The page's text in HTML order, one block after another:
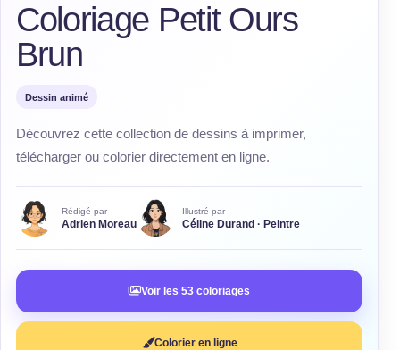
Coloriage Petit Ours
Brun
Dessin animé
Découvrez cette collection de dessins à imprimer,
télécharger ou colorier directement en ligne.
Rédigé par
Adrien Moreau
Illustré par
Céline Durand · Peintre
Voir les 53 coloriages
Colorier en ligne